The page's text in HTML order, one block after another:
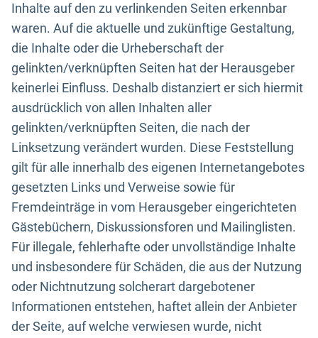
Inhalte auf den zu verlinkenden Seiten erkennbar
waren. Auf die aktuelle und zukünftige Gestaltung,
die Inhalte oder die Urheberschaft der
gelinkten/verknüpften Seiten hat der Herausgeber
keinerlei Einfluss. Deshalb distanziert er sich hiermit
ausdrücklich von allen Inhalten aller
gelinkten/verknüpften Seiten, die nach der
Linksetzung verändert wurden. Diese Feststellung
gilt für alle innerhalb des eigenen Internetangebotes
gesetzten Links und Verweise sowie für
Fremdeinträge in vom Herausgeber eingerichteten
Gästebüchern, Diskussionsforen und Mailinglisten.
Für illegale, fehlerhafte oder unvollständige Inhalte
und insbesondere für Schäden, die aus der Nutzung
oder Nichtnutzung solcherart dargebotener
Informationen entstehen, haftet allein der Anbieter
der Seite, auf welche verwiesen wurde, nicht